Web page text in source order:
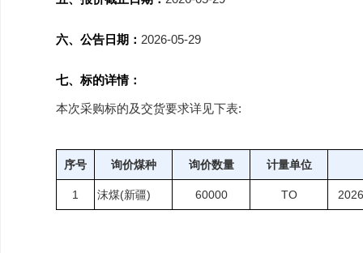
六、公告日期： 2026-05-29
七、标的详情：
本次采购标的及交货要求详见下表:
序号 询价煤种 询价数量 计量单位
1 沫煤(新疆) 60000 TO